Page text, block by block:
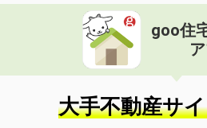
群馬県邑楽郡明和町新里
価 格
住 所
群馬県邑楽
専有面積 23.61m²
間取り
1K
goo住
大手不動産サ